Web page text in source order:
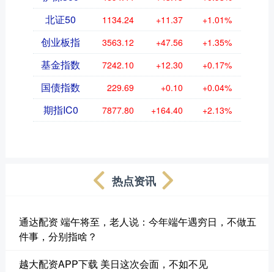
北证50 1134.24 +11.37 +1.01%
创业板指 3563.12 +47.56 +1.35%
基金指数 7242.10 +12.30 +0.17%
国债指数 229.69 +0.10 +0.04%
期指IC0 7877.80 +164.40 +2.13%
热点资讯
通达配资 端午将至，老人说：今年端午遇穷日，不做五
件事，分别指啥？
越大配资APP下载 美日这次会面，不如不见